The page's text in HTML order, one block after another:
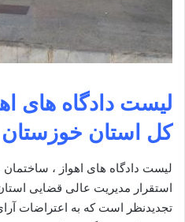
لیست دادگاه های
کل استان خوزستان
لیست دادگاه های اهواز ،
استقرار مدیریت عالی قضایی
تجدیدنظر است که به اعتراضات